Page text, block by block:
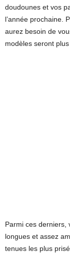
doudounes et vos
l’année prochaine.
aurez besoin de
modèles seront
Parmi ces derniers,
longues et assez
tenues les plus